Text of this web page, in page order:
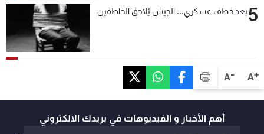
A+
A-
5بعد خطف عسكري... الجيش يُلاحق الخاطفين
أهم الأخبار و الفيديوهات في بريدك الالكتروني